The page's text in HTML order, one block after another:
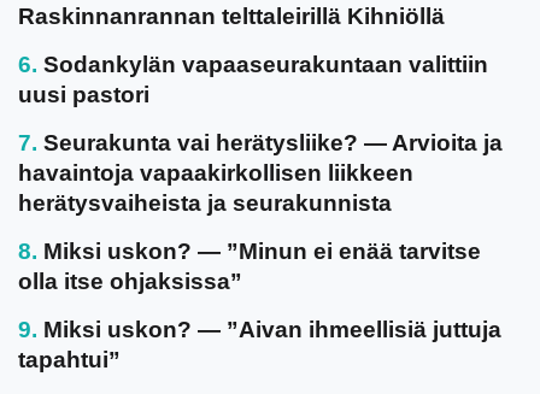
Raskinnanrannan telttaleirillä Kihniöllä
Sodankylän vapaaseurakuntaan valittiin
uusi pastori
Seurakunta vai herätysliike? — Arvioita ja
havaintoja vapaakirkollisen liikkeen
herätysvaiheista ja seurakunnista
Miksi uskon? — ”Minun ei enää tarvitse
olla itse ohjaksissa”
Miksi uskon? — ”Aivan ihmeellisiä juttuja
tapahtui”